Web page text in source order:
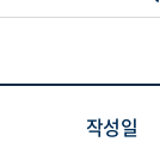
작성일